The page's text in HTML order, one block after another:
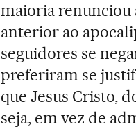
maioria renunciou
anterior ao
seguidores se
preferiram se
que Jesus Cristo,
seja, em vez de